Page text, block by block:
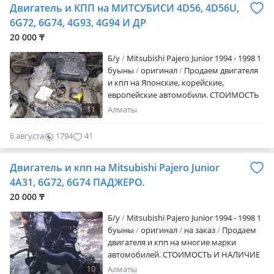
Двигатель и КПП на МИТСУБИСИ 4D56, 4D56U,
6G72, 6G74, 4G93, 4G94 И ДР
20 000 ₸
11
Б/y
Mitsubishi Pajero Junior 1994 - 1998 1
буыны
оригинал
Продаем двигателя
и кпп на Японские, корейские,
европейские автомобили. СТОИМОСТЬ
И НАЛИЧИЕ УТОЧНЯЙТЕ ПО ТЕЛЕФОНУ.
4G64 4G69 4G93 4G94 4M41 4M41 Товары
в наличии, оригинал, б/у. Состояние
отличное, без пробега по Казахстану.
Поможем организовать доставку по
регионам РК, РФ и КР. * Самовывоз —
улица Зелинского 97/1 * Доставка по
городу Алматы — от 5000 тг. * До
транспортной компании в г. Алматы —
Алматы
6 августа 1794 41
Двигатель и кпп на Mitsubishi Pajero Junior
4А31, 6G72, 6G74 ПАДЖЕРО.
20 000 ₸
10
Б/y
Mitsubishi Pajero Junior 1994 - 1998 1
буыны
оригинал на заказ
Продаем
двигателя и кпп на многие марки
автомобилей. СТОИМОСТЬ И НАЛИЧИЕ
УТОЧНЯЙТЕ ПО ТЕЛЕФОНУ.
Алматы